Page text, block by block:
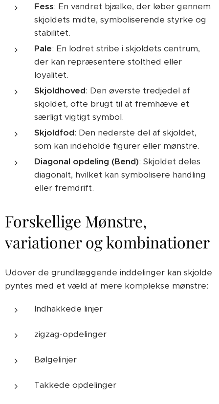
Fess: En vandret bjælke, der løber gennem
skjoldets midte, symboliserende styrke og
stabilitet.
Pale: En lodret stribe i skjoldets centrum,
der kan repræsentere stolthed eller
loyalitet.
Skjoldhoved: Den øverste tredjedel af
skjoldet, ofte brugt til at fremhæve et
særligt vigtigt symbol.
Skjoldfod: Den nederste del af skjoldet,
som kan indeholde figurer eller mønstre.
Diagonal opdeling (Bend): Skjoldet deles
diagonalt, hvilket kan symbolisere handling
eller fremdrift.
Forskellige Mønstre,
variationer og kombinationer
Udover de grundlæggende inddelinger kan skjolde
pyntes med et væld af mere komplekse mønstre:
Indhakkede linjer
zigzag-opdelinger
Bølgelinjer
Takkede opdelinger